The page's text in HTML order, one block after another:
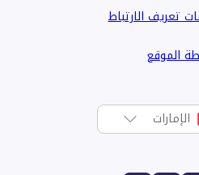
تعريف الارتباط
الموقع
الإمارات